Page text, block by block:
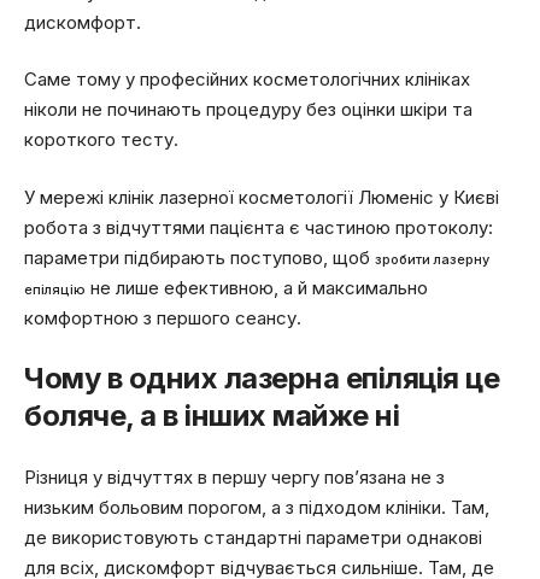
дискомфорт.
Саме тому у професійних косметологічних клініках
ніколи не починають процедуру без оцінки шкіри та
короткого тесту.
У мережі клінік лазерної косметології Люменіс у Києві
робота з відчуттями пацієнта є частиною протоколу:
параметри підбирають поступово, щоб зробити лазерну
епіляцію не лише ефективною, а й максимально
комфортною з першого сеансу.
Чому в одних лазерна епіляція це
боляче, а в інших майже ні
Різниця у відчуттях в першу чергу пов’язана не з
низьким больовим порогом, а з підходом клініки. Там,
де використовують стандартні параметри однакові
для всіх, дискомфорт відчувається сильніше. Там, де